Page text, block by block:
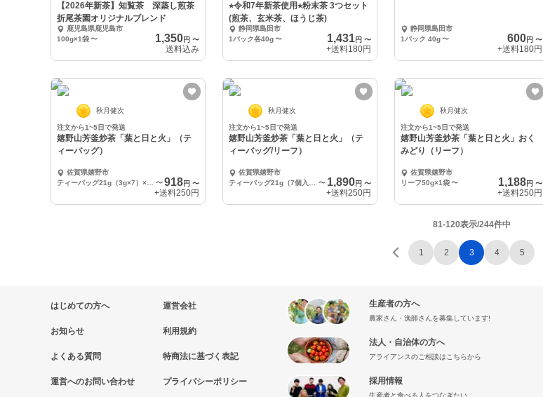
【2026年新茶】知覧茶 深蒸し煎茶
折尾茶園オリジナルブレンド
鹿児島県鹿児島市
100g×1袋〜 1,350円 〜
送料込み
⭐︎令和7年新茶使用⭐︎粉末茶 3つセット
(煎茶、玄米茶、ほうじ茶)
静岡県島田市
1パック各40g 〜 1,431円 〜
+送料180円
静岡県島田市
1パック 40g 〜 600円〜
+送料180円
秋月健次
注文から1~5日で発送
嬉野山芳釜炒茶「葉と日と火」（テ
ィーバッグ）
佐賀県嬉野市
〜 918円 〜
+送料250円
秋月健次
注文から1~5日で発送
嬉野山芳釜炒茶「葉と日と火」（テ
ィーバッグ/リーフ）
佐賀県嬉野市
〜 1,890円 〜
+送料250円
秋月健次
注文から1~5日で発送
嬉野山芳釜炒茶「葉と日と火」おく
みどり（リーフ）
佐賀県嬉野市
リーフ50g×1袋 〜 1,188円〜
+送料250円
81-120表示/244件中
1 2 3 4 5
はじめての方へ
お知らせ
よくある質問
運営へのお問い合わせ
運営会社
利用規約
特商法に基づく表記
プライバシーポリシー
生産者の方へ
農家さん・漁師さんを募集しています!
法人・自治体の方へ
アライアンスのご相談はこちらから
採用情報
生産者と食べる人をつなぎたい